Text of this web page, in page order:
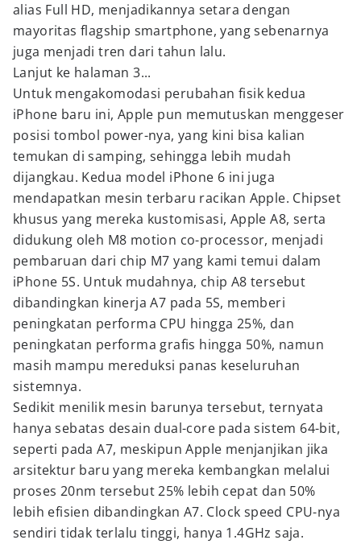
alias Full HD, menjadikannya setara dengan
mayoritas flagship smartphone, yang sebenarnya
juga menjadi tren dari tahun lalu.
Lanjut ke halaman 3...
Untuk mengakomodasi perubahan fisik kedua
iPhone baru ini, Apple pun memutuskan menggeser
posisi tombol power-nya, yang kini bisa kalian
temukan di samping, sehingga lebih mudah
dijangkau. Kedua model iPhone 6 ini juga
mendapatkan mesin terbaru racikan Apple. Chipset
khusus yang mereka kustomisasi, Apple A8, serta
didukung oleh M8 motion co-processor, menjadi
pembaruan dari chip M7 yang kami temui dalam
iPhone 5S. Untuk mudahnya, chip A8 tersebut
dibandingkan kinerja A7 pada 5S, memberi
peningkatan performa CPU hingga 25%, dan
peningkatan performa grafis hingga 50%, namun
masih mampu mereduksi panas keseluruhan
sistemnya.
Sedikit menilik mesin barunya tersebut, ternyata
hanya sebatas desain dual-core pada sistem 64-bit,
seperti pada A7, meskipun Apple menjanjikan jika
arsitektur baru yang mereka kembangkan melalui
proses 20nm tersebut 25% lebih cepat dan 50%
lebih efisien dibandingkan A7. Clock speed CPU-nya
sendiri tidak terlalu tinggi, hanya 1.4GHz saja.